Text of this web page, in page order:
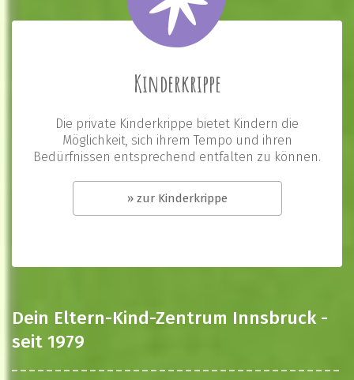
Kinderkrippe
Die private Kinderkrippe bietet Kindern die
Möglichkeit, sich ihrem Tempo und ihren
Bedürfnissen entsprechend entfalten zu können.
» zur Kinderkrippe
Dein Eltern-Kind-Zentrum Innsbruck -
seit 1979